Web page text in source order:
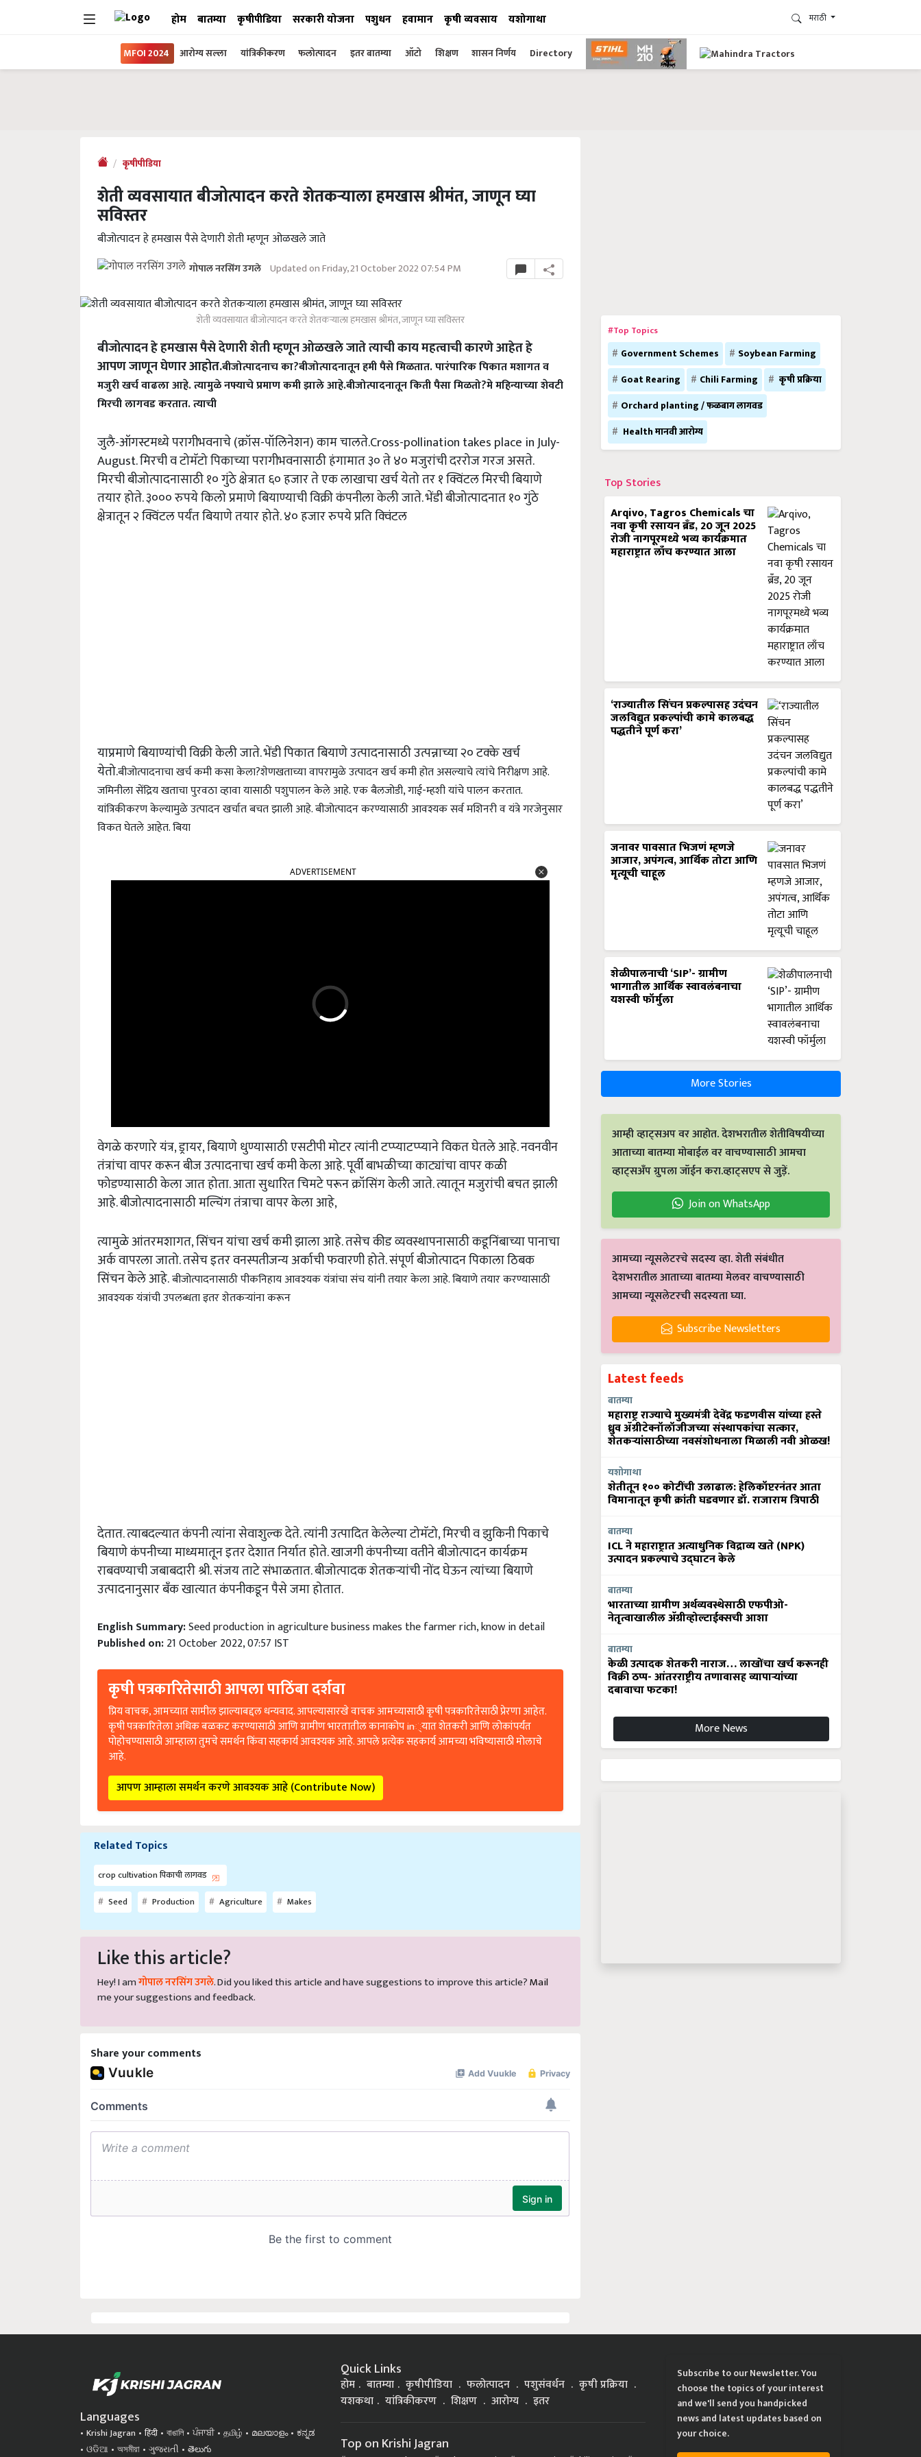
होम बातम्या कृषीपीडिया सरकारी योजना पशुधन हवामान कृषी व्यवसाय यशोगाथा मराठी
MFOI 2024 आरोग्य सल्ला यांत्रिकीकरण फलोत्पादन इतर बातम्या ऑटो शिक्षण शासन निर्णय Directory
कृषीपीडिया
शेती व्यवसायात बीजोत्पादन करते शेतकऱ्याला हमखास श्रीमंत, जाणून घ्या
सविस्तर
बीजोत्पादन हे हमखास पैसे देणारी शेती म्हणून ओळखले जाते
गोपाल नरसिंग उगले Updated on Friday, 21 October 2022 07:54 PM
शेती व्यवसायात बीजोत्पादन करते शेतकऱ्याला हमखास श्रीमंत, जाणून घ्या सविस्तर
बीजोत्पादन हे हमखास पैसे देणारी शेती म्हणून ओळखले जाते त्याची काय महत्वाची कारणे आहेत हे
आपण जाणून घेणार आहोत.बीजोत्पादनाच का?बीजोत्पादनातून हमी पैसे मिळतात. पारंपारिक पिकात मशागत व
मजुरी खर्च वाढला आहे. त्यामुळे नफ्याचे प्रमाण कमी झाले आहे.बीजोत्पादनातून किती पैसा मिळतो?मे महिन्याच्या शेवटी
मिरची लागवड करतात. त्याची
जुलै-ऑगस्टमध्ये परागीभवनाचे (क्रॉस-पॉलिनेशन) काम चालते.Cross-pollination takes place in July-
August. मिरची व टोमॅटो पिकाच्या परागीभवनासाठी हंगामात ३० ते ४० मजुरांची दररोज गरज असते.
मिरची बीजोत्पादनासाठी १० गुंठे क्षेत्रात ६० हजार ते एक लाखाचा खर्च येतो तर १ क्विंटल मिरची बियाणे
तयार होते. ३००० रुपये किलो प्रमाणे बियाण्याची विक्री कंपनीला केली जाते. भेंडी बीजोत्पादनात १० गुंठे
क्षेत्रातून २ क्विंटल पर्यंत बियाणे तयार होते. ४० हजार रुपये प्रति क्‍विंटल
याप्रमाणे बियाण्यांची विक्री केली जाते. भेंडी पिकात बियाणे उत्पादनासाठी उत्पन्नाच्या २० टक्के खर्च
येतो.बीजोत्पादनाचा खर्च कमी कसा केला?शेणखताच्या वापरामुळे उत्पादन खर्च कमी होत असल्याचे त्यांचे निरीक्षण आहे.
जमिनीला सेंद्रिय खताचा पुरवठा व्हावा यासाठी पशुपालन केले आहे. एक बैलजोडी, गाई-म्हशी यांचे पालन करतात.
यांत्रिकीकरण केल्यामुळे उत्पादन खर्चात बचत झाली आहे. बीजोत्पादन करण्यासाठी आवश्यक सर्व मशिनरी व यंत्रे गरजेनुसार
विकत घेतले आहेत. बिया
वेगळे करणारे यंत्र, ड्रायर, बियाणे धुण्यासाठी एसटीपी मोटर त्यांनी टप्प्याटप्प्याने विकत घेतले आहे. नवनवीन
तंत्रांचा वापर करून बीज उत्पादनाचा खर्च कमी केला आहे. पूर्वी बाभळीच्या काट्यांचा वापर कळी
फोडण्यासाठी केला जात होता. आता सुधारित चिमटे परून क्रॉसिंग केली जाते. त्यातून मजुरांची बचत झाली
आहे. बीजोत्पादनासाठी मल्चिंग तंत्राचा वापर केला आहे,
त्यामुळे आंतरमशागत, सिंचन यांचा खर्च कमी झाला आहे. तसेच कीड व्यवस्थापनासाठी कडूनिंबाच्या पानाचा
अर्क वापरला जातो. तसेच इतर वनस्पतीजन्य अर्काची फवारणी होते. संपूर्ण बीजोत्पादन पिकाला ठिबक
सिंचन केले आहे. बीजोत्पादनासाठी पीकनिहाय आवश्यक यंत्रांचा संच यांनी तयार केला आहे. बियाणे तयार करण्यासाठी
आवश्यक यंत्रांची उपलब्धता इतर शेतकऱ्यांना करून
देतात. त्याबदल्यात कंपनी त्यांना सेवाशुल्क देते. त्यांनी उत्पादित केलेल्या टोमॅटो, मिरची व झुकिनी पिकाचे
बियाणे कंपनीच्या माध्यमातून इतर देशात निर्यात होते. खाजगी कंपनीच्या वतीने बीजोत्पादन कार्यक्रम
राबवण्याची जबाबदारी श्री. संजय ताटे संभाळतात. बीजोत्पादक शेतकऱ्यांची नोंद घेऊन त्यांच्या बियाणे
उत्पादनानुसार बँक खात्यात कंपनीकडून पैसे जमा होतात.
English Summary:Seed production in agriculture business makes the farmer rich, know in detail
Published on: 21 October 2022, 07:57 IST
कृषी पत्रकारितेसाठी आपला पाठिंबा दर्शवा
प्रिय वाचक, आमच्यात सामील झाल्याबद्दल धन्यवाद. आपल्यासारखे वाचक आमच्यासाठी कृषी पत्रकारितेसाठी प्रेरणा आहेत.
कृषी पत्रकारितेला अधिक बळकट करण्यासाठी आणि ग्रामीण भारतातील कानाकोप in्यात शेतकरी आणि लोकांपर्यंत
पोहोचण्यासाठी आम्हाला तुमचे समर्थन किंवा सहकार्य आवश्यक आहे. आपले प्रत्येक सहकार्य आमच्या भविष्यासाठी मोलाचे
आहे.
आपण आम्हाला समर्थन करणे आवश्यक आहे (Contribute Now)
Related Topics
crop cultivation पिकाची लागवड
Seed
Production Agriculture Makes
Like this article?
Hey! I am गोपाल नरसिंग उगले . Did you liked this article and have suggestions to improve this article? Mail
me your suggestions and feedback.
Share your comments
#Top Topics
Government Schemes
Soybean Farming
Goat Rearing
Chili Farming
कृषी प्रक्रिया
Orchard planting / फळबाग लागवड
Health मानवी आरोग्य
Top Stories
Arqivo, Tagros Chemicals चा
नवा कृषी रसायन ब्रँड, 20 जून 2025
रोजी नागपूरमध्ये भव्य कार्यक्रमात
महाराष्ट्रात लाँच करण्यात आला
‘राज्यातील सिंचन प्रकल्पासह उदंचन
जलविद्युत प्रकल्पांची कामे कालबद्ध
पद्धतीने पूर्ण करा’
जनावर पावसात भिजणं म्हणजे
आजार, अपंगत्व, आर्थिक तोटा आणि
मृत्यूची चाहूल
शेळीपालनाची ‘SIP’- ग्रामीण
भागातील आर्थिक स्वावलंबनाचा
यशस्वी फॉर्मुला
More Stories
आम्ही व्हाट्सअप वर आहोत. देशभरातील शेतीविषयीच्या
आताच्या बातम्या मोबाईल वर वाचण्यासाठी आमचा
व्हाट्सअँप ग्रुपला जॉईन करा.व्हाट्सएप से जुड़ें.
Join on WhatsApp
आमच्या न्यूसलेटरचे सदस्य व्हा. शेती संबंधीत
देशभरातील आताच्या बातम्या मेलवर वाचण्यासाठी
आमच्या न्यूसलेटरची सदस्यता घ्या.
Subscribe Newsletters
Latest feeds
बातम्या
महाराष्ट्र राज्याचे मुख्यमंत्री देवेंद्र फडणवीस यांच्या हस्ते
ध्रुव ॲग्रीटेक्नॉलॉजीजच्या संस्थापकांचा सत्कार,
शेतकऱ्यांसाठीच्या नवसंशोधनाला मिळाली नवी ओळख!
यशोगाथा
शेतीतून १०० कोटींची उलाढाल: हेलिकॉप्टरनंतर आता
विमानातून कृषी क्रांती घडवणार डॉ. राजाराम त्रिपाठी
बातम्या
ICL ने महाराष्ट्रात अत्याधुनिक विद्राव्य खते (NPK)
उत्पादन प्रकल्पाचे उद्घाटन केले
बातम्या
भारताच्या ग्रामीण अर्थव्यवस्थेसाठी एफपीओ-
नेतृत्वाखालील अ‍ॅग्रीव्होल्टाईक्सची आशा
बातम्या
केळी उत्पादक शेतकरी नाराज… लाखोंचा खर्च करूनही
विक्री ठप्प- आंतरराष्ट्रीय तणावासह व्यापाऱ्यांच्या
दबावाचा फटका!
More News
Languages
Krishi Jagran हिंदी বাঙালি ਪੰਜਾਬੀ தமிழ் മലയാളം
ಕನ್ನಡ
ଓଡିଆ
অসমীয়া ગુજરાતી తెలుగు
Quick Links
होम बातम्या कृषीपीडिया फलोत्पादन पशुसंवर्धन
कृषी प्रक्रिया
यशकथा
यांत्रिकीकरण शिक्षण आरोग्य इतर
Top on Krishi Jagran
Government Schemes Soybean Farming Goat Rearing Chili Farming
Subscribe to our Newsletter. You
choose the topics of your interest
and we'll send you handpicked
news and latest updates based on
your choice.